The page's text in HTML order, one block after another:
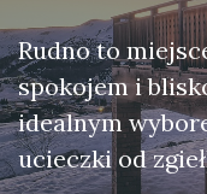
Rudno to
spokojem i
idealnym
ucieczki od